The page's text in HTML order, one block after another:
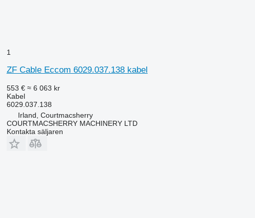
1
ZF Cable Eccom 6029.037.138 kabel
553 € ≈ 6 063 kr
Kabel
6029.037.138
Irland, Courtmacsherry
COURTMACSHERRY MACHINERY LTD
Kontakta säljaren